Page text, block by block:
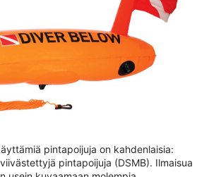
pintapoijuja on kahdenlaisia:
pintapoijuja (DSMB). Ilmaisua